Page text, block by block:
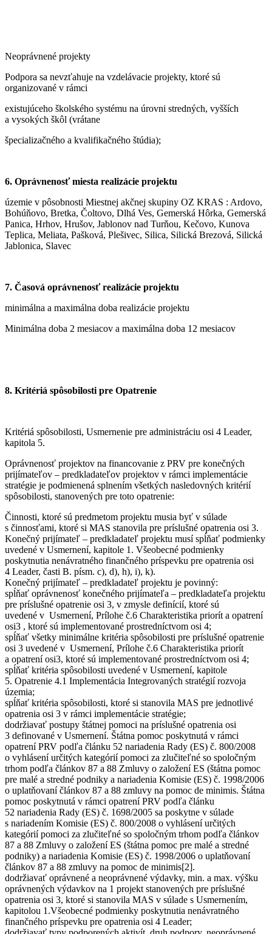
Neoprávnené projekty
Podpora sa nevzťahuje na vzdelávacie projekty, ktoré sú
organizované v rámci
existujúceho školského systému na úrovni stredných, vyšších
a vysokých škôl (vrátane
špecializačného a kvalifikačného štúdia);
6. Oprávnenosť miesta realizácie projektu
územie v pôsobnosti Miestnej akčnej skupiny OZ KRAS : Ardovo,
Bohúňovo, Bretka, Čoltovo, Dlhá Ves, Gemerská Hôrka, Gemerská
Panica, Hrhov, Hrušov, Jablonov nad Turňou, Kečovo, Kunova
Teplica, Meliata, Pašková, Plešivec, Silica, Silická Brezová, Silická
Jablonica, Slavec
7. Časová oprávnenosť realizácie projektu
minimálna a maximálna doba realizácie projektu
Minimálna doba 2 mesiacov a maximálna doba 12 mesiacov
8. Kritériá spôsobilosti pre Opatrenie
Kritériá spôsobilosti, Usmernenie pre administráciu osi 4 Leader,
kapitola 5.
Oprávnenosť projektov na financovanie z PRV pre konečných
prijímateľov – predkladateľov projektov v rámci implementácie
stratégie je podmienená splnením všetkých nasledovných kritérií
spôsobilosti, stanovených pre toto opatrenie:
Činnosti, ktoré sú predmetom projektu musia byť v súlade
s činnosťami, ktoré si MAS stanovila pre príslušné opatrenia osi 3.
Konečný prijímateľ – predkladateľ projektu musí spĺňať podmienky
uvedené v Usmernení, kapitole 1. Všeobecné podmienky
poskytnutia nenávratného finančného príspevku pre opatrenia osi
4 Leader, časti B. písm. c), d), h), i), k).
Konečný prijímateľ – predkladateľ projektu je povinný:
spĺňať oprávnenosť konečného prijímateľa – predkladateľa projektu
pre príslušné opatrenie osi 3, v zmysle definícií, ktoré sú
uvedené v Usmernení, Prílohe č.6 Charakteristika priorít a opatrení
osi3 , ktoré sú implementované prostredníctvom osi 4;
spĺňať všetky minimálne kritéria spôsobilosti pre príslušné opatrenie
osi 3 uvedené v Usmernení, Prílohe č.6 Charakteristika priorít
a opatrení osi3, ktoré sú implementované prostredníctvom osi 4;
spĺňať kritéria spôsobilosti uvedené v Usmernení, kapitole
5. Opatrenie 4.1 Implementácia Integrovaných stratégií rozvoja
územia;
spĺňať kritéria spôsobilosti, ktoré si stanovila MAS pre jednotlivé
opatrenia osi 3 v rámci implementácie stratégie;
dodržiavať postupy štátnej pomoci na príslušné opatrenia osi
3 definované v Usmernení. Štátna pomoc poskytnutá v rámci
opatrení PRV podľa článku 52 nariadenia Rady (ES) č. 800/2008
o vyhlásení určitých kategórií pomoci za zlučiteľné so spoločným
trhom podľa článkov 87 a 88 Zmluvy o založení ES (štátna pomoc
pre malé a stredné podniky a nariadenia Komisie (ES) č. 1998/2006
o uplatňovaní článkov 87 a 88 zmluvy na pomoc de minimis. Štátna
pomoc poskytnutá v rámci opatrení PRV podľa článku
52 nariadenia Rady (ES) č. 1698/2005 sa poskytne v súlade
s nariadením Komisie (ES) č. 800/2008 o vyhlásení určitých
kategórií pomoci za zlučiteľné so spoločným trhom podľa článkov
87 a 88 Zmluvy o založení ES (štátna pomoc pre malé a stredné
podniky) a nariadenia Komisie (ES) č. 1998/2006 o uplatňovaní
článkov 87 a 88 zmluvy na pomoc de minimis[2].
dodržiavať oprávnené a neoprávnené výdavky, min. a max. výšku
oprávnených výdavkov na 1 projekt stanovených pre príslušné
opatrenia osi 3, ktoré si stanovila MAS v súlade s Usmernením,
kapitolou 1.Všeobecné podmienky poskytnutia nenávratného
finančného príspevku pre opatrenia osi 4 Leader;